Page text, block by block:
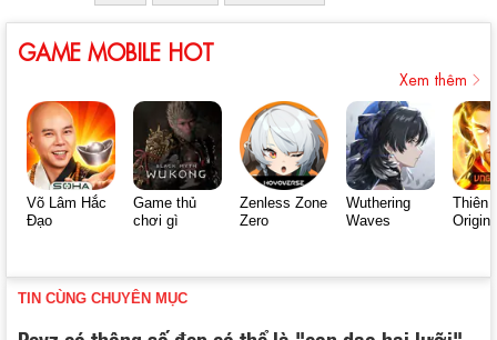
GAME MOBILE HOT
Xem thêm
Võ Lâm Hắc
Đạo
Game thủ
chơi gì
Zenless Zone
Zero
Wuthering
Waves
Thiên
Origin
TIN CÙNG CHUYÊN MỤC